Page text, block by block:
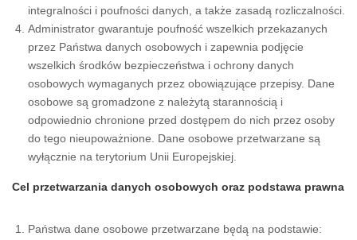
integralności i poufności danych, a także zasadą rozliczalności.
Administrator gwarantuje poufność wszelkich przekazanych
przez Państwa danych osobowych i zapewnia podjęcie
wszelkich środków bezpieczeństwa i ochrony danych
osobowych wymaganych przez obowiązujące przepisy. Dane
osobowe są gromadzone z należytą starannością i
odpowiednio chronione przed dostępem do nich przez osoby
do tego nieupoważnione. Dane osobowe przetwarzane są
wyłącznie na terytorium Unii Europejskiej.
Cel przetwarzania danych osobowych oraz podstawa prawna
Państwa dane osobowe przetwarzane będą na podstawie: